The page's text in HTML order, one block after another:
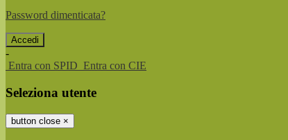
Password dimenticata?
-
Entra con SPID Entra con CIE
Seleziona utente
button close ×